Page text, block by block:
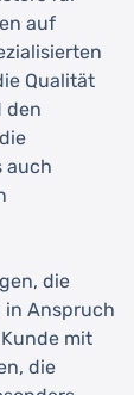
auf
Qualität
den
auch
die
in Anspruch
mit
die